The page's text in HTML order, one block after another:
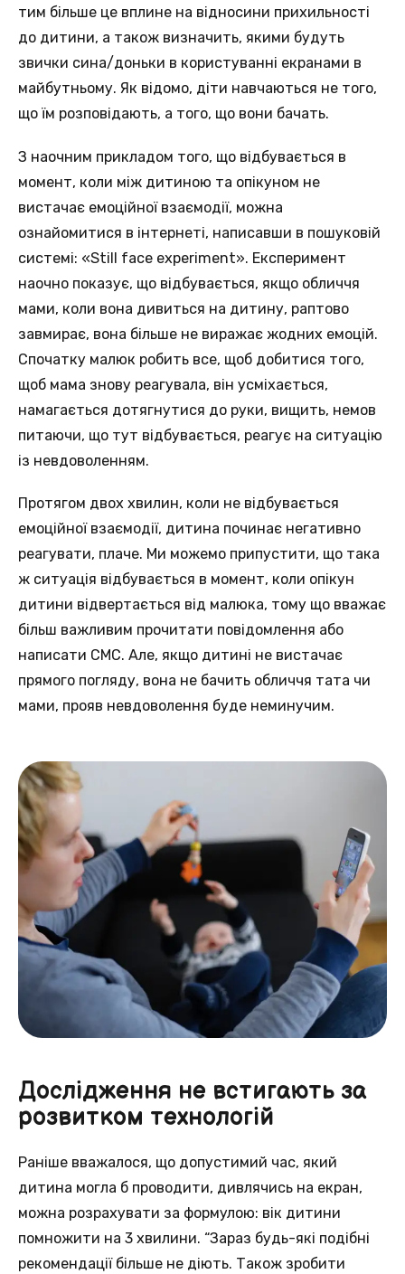
тим більше це вплине на відносини прихильності
до дитини, а також визначить, якими будуть
звички сина/доньки в користуванні екранами в
майбутньому. Як відомо, діти навчаються не того,
що їм розповідають, а того, що вони бачать.
З наочним прикладом того, що відбувається в
момент, коли між дитиною та опікуном не
вистачає емоційної взаємодії, можна
ознайомитися в інтернеті, написавши в пошуковій
системі: «Still face experiment». Експеримент
наочно показує, що відбувається, якщо обличчя
мами, коли вона дивиться на дитину, раптово
завмирає, вона більше не виражає жодних емоцій.
Спочатку малюк робить все, щоб добитися того,
щоб мама знову реагувала, він усміхається,
намагається дотягнутися до руки, вищить, немов
питаючи, що тут відбувається, реагує на ситуацію
із невдоволенням.
Протягом двох хвилин, коли не відбувається
емоційної взаємодії, дитина починає негативно
реагувати, плаче. Ми можемо припустити, що така
ж ситуація відбувається в момент, коли опікун
дитини відвертається від малюка, тому що вважає
більш важливим прочитати повідомлення або
написати СМС. Але, якщо дитині не вистачає
прямого погляду, вона не бачить обличчя тата чи
мами, прояв невдоволення буде неминучим.
Дослідження не встигають за
розвитком технологій
Раніше вважалося, що допустимий час, який
дитина могла б проводити, дивлячись на екран,
можна розрахувати за формулою: вік дитини
помножити на 3 хвилини. “Зараз будь-які подібні
рекомендації більше не діють. Також зробити